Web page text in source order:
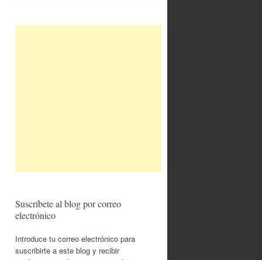
Suscríbete al blog por correo
electrónico
Introduce tu correo electrónico para
suscribirte a este blog y recibir